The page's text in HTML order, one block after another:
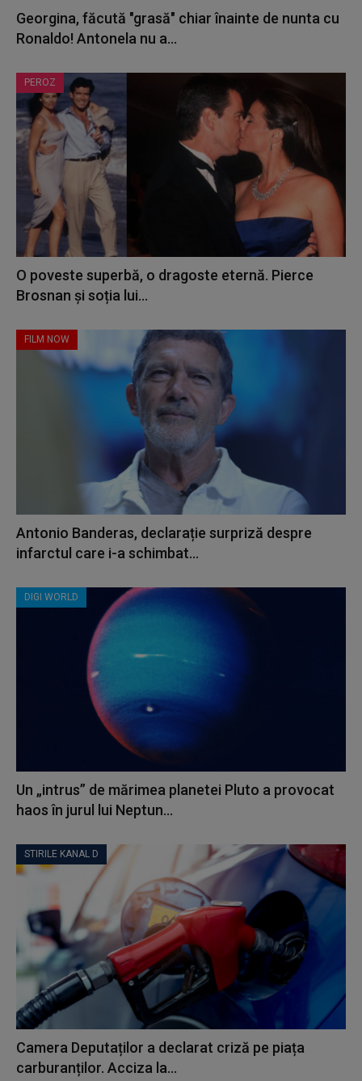
Georgina, făcută "grasă" chiar înainte de nunta cu
Ronaldo! Antonela nu a...
PEROZ
O poveste superbă, o dragoste eternă. Pierce
Brosnan și soția lui...
FILM NOW
Antonio Banderas, declarație surpriză despre
infarctul care i-a schimbat...
DIGI WORLD
Un „intrus” de mărimea planetei Pluto a provocat
haos în jurul lui Neptun...
STIRILE KANAL D
Camera Deputaților a declarat criză pe piața
carburanților. Acciza la...